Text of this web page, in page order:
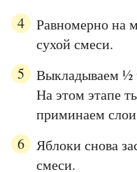
Равномерно на
сухой смеси.
Выкладываем ½
На этом этапе
приминаем
Яблоки снова
смеси.